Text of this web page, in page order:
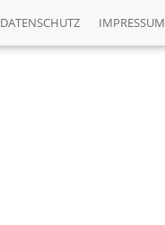
DATENSCHUTZ IMPRESSUM